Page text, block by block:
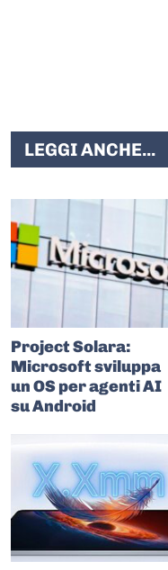
LEGGI ANCHE...
Project Solara:
Microsoft sviluppa
un OS per agenti AI
su Android